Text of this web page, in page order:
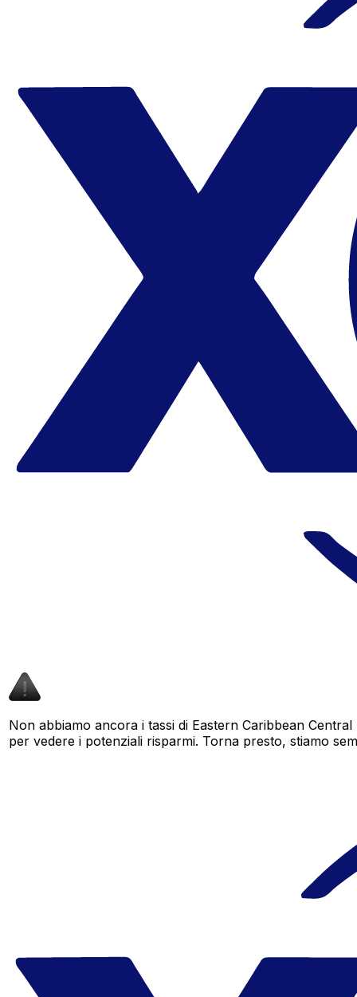
Non abbiamo ancora i tassi di Eastern Caribbean
per vedere i potenziali risparmi. Torna presto, stiamo